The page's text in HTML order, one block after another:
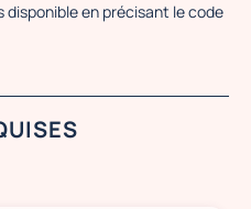
disponible en précisant le code